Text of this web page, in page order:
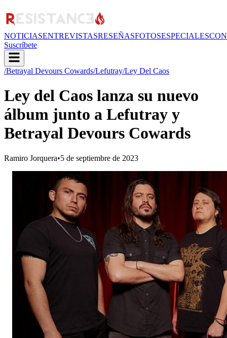
NOTICIASENTREVISTASRESEÑASFOTOSESPECIALES
Suscríbete
/Betrayal Devours Cowards/Lefutray/Ley Del Caos
Ley del Caos lanza su nuevo
álbum junto a Lefutray y
Betrayal Devours Cowards
Ramiro Jorquera•5 de septiembre de 2023